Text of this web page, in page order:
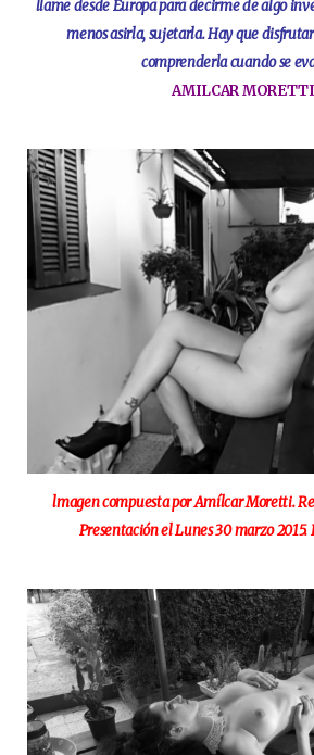
llame desde Europa para decirme de algo
menos asirla, sujetarla. Hay que
comprenderla cuando se
AMILCAR MORETTI
lmagen compuesta por Amílcar Moretti.
Presentación el Lunes 30 marzo 2015.